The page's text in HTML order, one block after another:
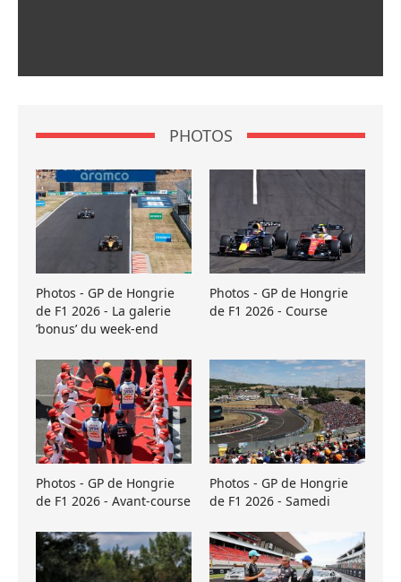
PHOTOS
Photos - GP de Hongrie
de F1 2026 - La galerie
’bonus’ du week-end
Photos - GP de Hongrie
de F1 2026 - Course
Photos - GP de Hongrie
de F1 2026 - Avant-course
Photos - GP de Hongrie
de F1 2026 - Samedi